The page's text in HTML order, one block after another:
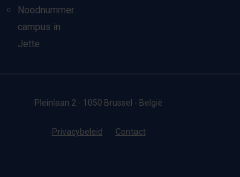
Noodnummer
campus in
Jette
Pleinlaan 2 - 1050 Brussel - België
Privacybeleid Contact